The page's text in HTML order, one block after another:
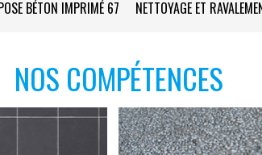
BÉTON IMPRIMÉ 67 NETTOYAGE ET
NOS COMPÉTENCES